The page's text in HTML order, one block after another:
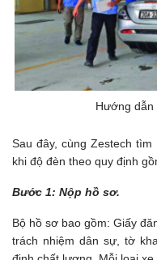
Hướng dẫn
Sau đây, cùng Zestech
khi độ đèn theo quy định
Bước 1: Nộp hồ sơ.
Bộ hồ sơ bao gồm: Giấy
trách nhiệm dân sự, tờ